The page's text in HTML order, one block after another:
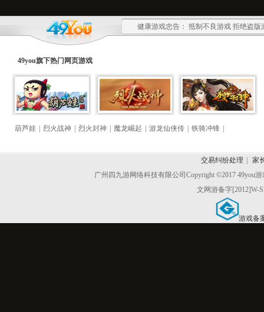
健康游戏忠告： 抵制不良游戏 拒绝盗
49you旗下热门 网页游戏
葫芦娃 烈火战神 烈火封神 魔龙崛起 游龙仙侠传 铁骑冲锋
交易纠纷处理
家
广州四九游网络科技有限公司Copyright ©2017 49you
文网游备字[2012]W-
游戏备